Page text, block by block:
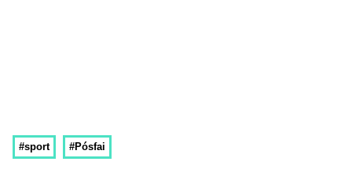
#sport #Pósfai